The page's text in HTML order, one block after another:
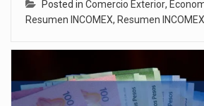
Posted in Comercio Exterior,
Resumen INCOMEX, Resumen INCOMEX